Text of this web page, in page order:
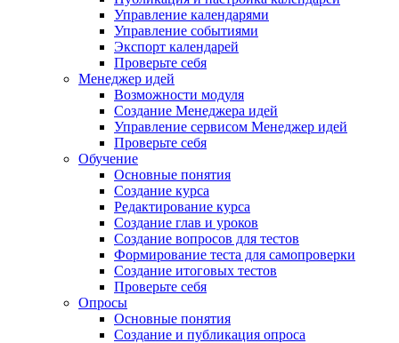
Управление календарями
Управление событиями
Экспорт календарей
Проверьте себя
Менеджер идей
Возможности модуля
Создание Менеджера идей
Управление сервисом Менеджер идей
Проверьте себя
Обучение
Основные понятия
Создание курса
Редактирование курса
Создание глав и уроков
Создание вопросов для тестов
Формирование теста для самопроверки
Создание итоговых тестов
Проверьте себя
Опросы
Основные понятия
Создание и публикация опроса